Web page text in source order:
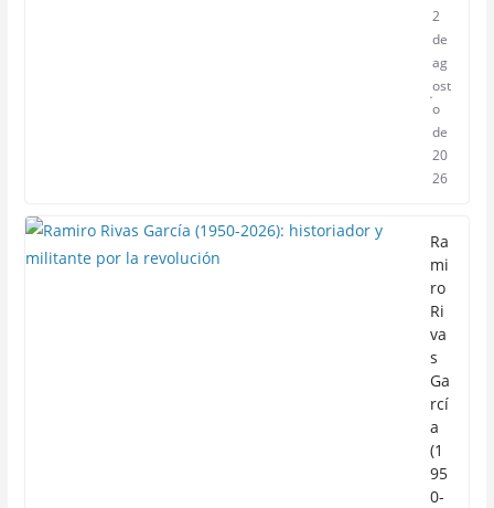
2
de
ag
ost
o
de
20
26
Ra
mi
ro
Ri
va
s
Ga
rcí
a
(1
95
0-